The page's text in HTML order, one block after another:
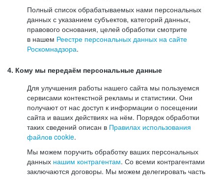
Полный список обрабатываемых нами персональных
данных с указанием субъектов, категорий данных,
правового основания, целей обработки смотрите
в нашем Реестре персональных данных на сайте
Роскомнадзора.
4. Кому мы передаём персональные данные
Для улучшения работы нашего сайта мы пользуемся
сервисами контекстной рекламы и статистики. Они
получают от нас доступ к информации о посещении
сайта и ваших действиях на нём. Порядок обработки
таких сведений описан в Правилах использования
файлов cookie.
Мы можем поручить обработку ваших персональных
данных нашим контрагентам. Со всеми контрагентами
заключаются договоры. Мы можем делегировать часть